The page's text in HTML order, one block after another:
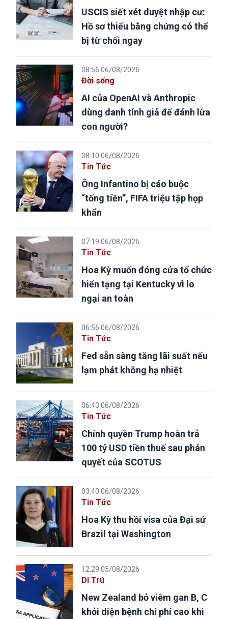
USCIS siết xét duyệt nhập cư:
Hồ sơ thiếu bằng chứng có thể
bị từ chối ngay
08:56 06/08/2026
Đời sống
AI của OpenAI và Anthropic
dùng danh tính giả để đánh lừa
con người?
08:10 06/08/2026
Tin Tức
Ông Infantino bị cáo buộc
“tống tiền”, FIFA triệu tập họp
khẩn
07:19 06/08/2026
Tin Tức
Hoa Kỳ muốn đóng cửa tổ chức
hiến tạng tại Kentucky vì lo
ngại an toàn
06:56 06/08/2026
Tin Tức
Fed sẵn sàng tăng lãi suất nếu
lạm phát không hạ nhiệt
06:43 06/08/2026
Tin Tức
Chính quyền Trump hoàn trả
100 tỷ USD tiền thuế sau phán
quyết của SCOTUS
03:40 06/08/2026
Tin Tức
Hoa Kỳ thu hồi visa của Đại sứ
Brazil tại Washington
12:29 05/08/2026
Di Trú
New Zealand bỏ viêm gan B, C
khỏi diện bệnh chi phí cao khi